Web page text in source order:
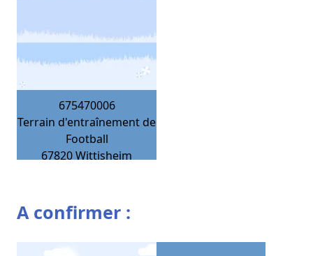
675470006
Terrain d'entraînement de
Football
67820Wittisheim
A confirmer :